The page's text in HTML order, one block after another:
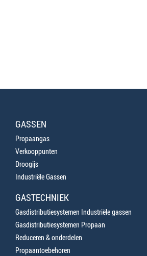
GASSEN
Propaangas
Verkooppunten
Droogijs
Industriële Gassen
GASTECHNIEK
Gasdistributiesystemen Industriële gassen
Gasdistributiesystemen Propaan
Reduceren & onderdelen
Propaantoebehoren